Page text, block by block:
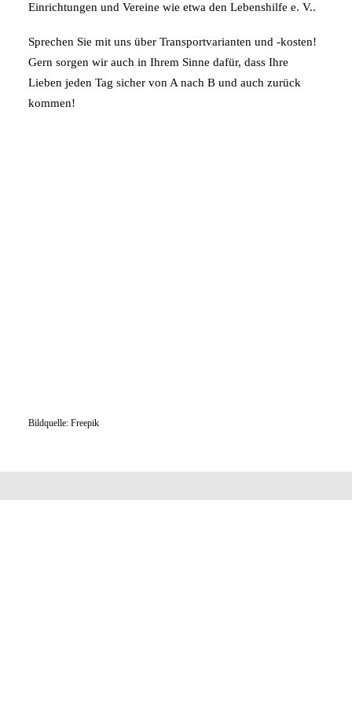
Einrichtungen und Vereine wie etwa den Lebenshilfe e. V..
Sprechen Sie mit uns über Transportvarianten und -kosten!
Gern sorgen wir auch in Ihrem Sinne dafür, dass Ihre
Lieben jeden Tag sicher von A nach B und auch zurück
kommen!
Bildquelle: Freepik